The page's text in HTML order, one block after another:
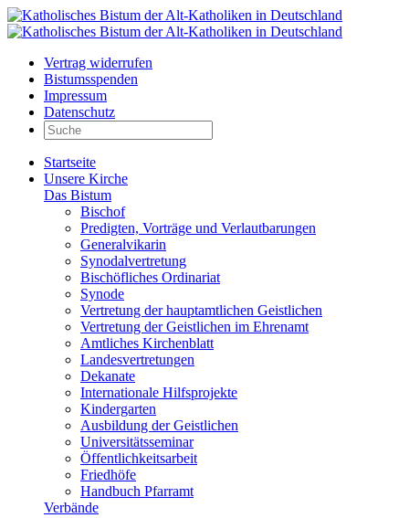
Vertrag widerrufen
Bistumsspenden
Impressum
Datenschutz
Startseite
Unsere Kirche
Das Bistum
Bischof
Predigten, Vorträge und Verlautbarungen
Generalvikarin
Synodalvertretung
Bischöfliches Ordinariat
Synode
Vertretung der hauptamtlichen Geistlichen
Vertretung der Geistlichen im Ehrenamt
Amtliches Kirchenblatt
Landesvertretungen
Dekanate
Internationale Hilfsprojekte
Kindergarten
Ausbildung der Geistlichen
Universitätsseminar
Öffentlichkeitsarbeit
Friedhöfe
Handbuch Pfarramt
Verbände